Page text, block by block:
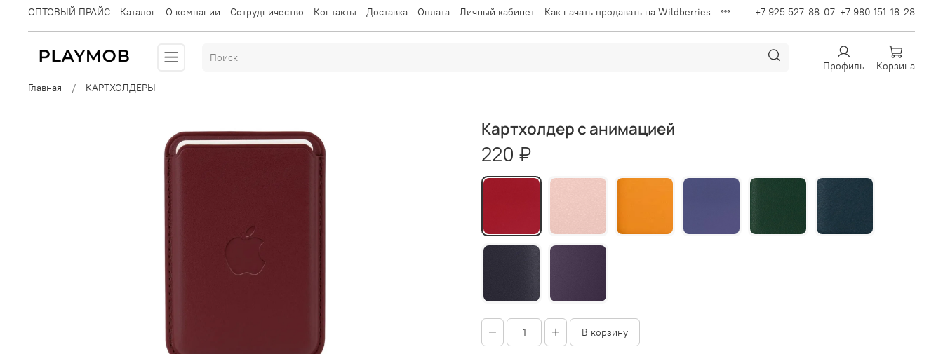
ОПТОВЫЙ ПРАЙС Каталог О компании Сотрудничество Контакты Доставка Оплата Личный кабинет Как начать продавать на Wildberries +7 925 527-88-07 +7 980 151-18-28
Профиль
Корзина
Главная
КАРТХОЛДЕРЫ
Картхолдер с анимацией
220 ₽
В корзину